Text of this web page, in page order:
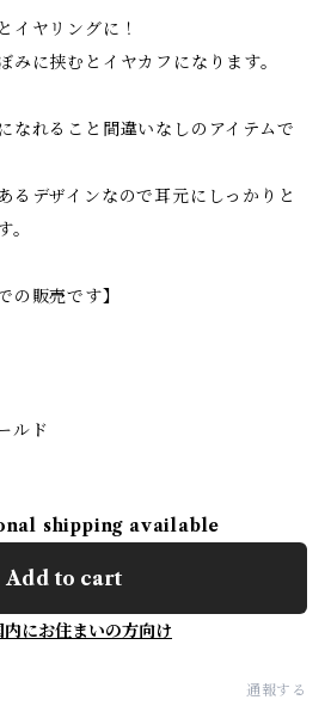
イヤリングに！
みに挟むとイヤカフになります。
なれること間違いなしのアイテムで
るデザインなので耳元にしっかりと
販売です】
ルド
shipping available
Add to cart
内にお住まいの方向け
通報する